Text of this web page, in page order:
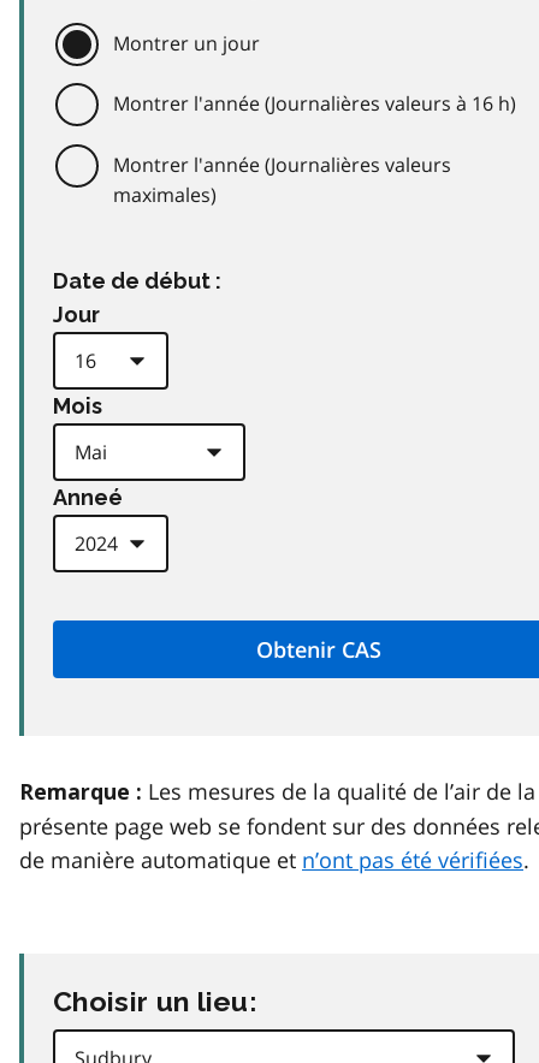
Montrer un jour
Montrer l'année (Journalières valeurs à 16 h)
Montrer l'année (Journalières valeurs
maximales)
Date de début :
Jour
Mois
Anneé
Remarque : Les mesures de la qualité de l’air de la
présente page web se fondent sur des données
de manière automatique et n’ont pas été vérifiées.
Choisir un lieu: